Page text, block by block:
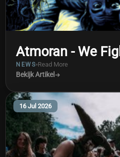
Atmoran - We
NEWS Read More
Bekijk Artikel
16 Jul 2026